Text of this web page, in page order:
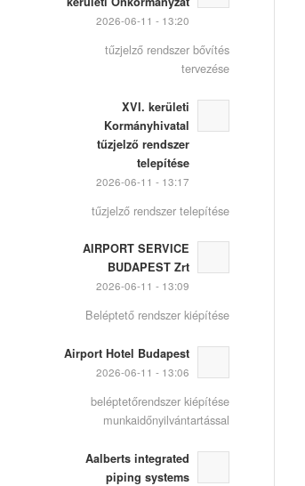
2026-06-11 - 13:20
tűzjelző rendszer bővítés
tervezése
XVI. kerületi
Kormányhivatal
tűzjelző rendszer
telepítése
2026-06-11 - 13:17
tűzjelző rendszer telepítése
AIRPORT SERVICE
BUDAPEST Zrt
2026-06-11 - 13:09
Beléptető rendszer kiépítése
Airport Hotel Budapest
2026-06-11 - 13:06
beléptetőrendszer kiépítése
munkaidőnyilvántartással
Aalberts integrated
piping systems